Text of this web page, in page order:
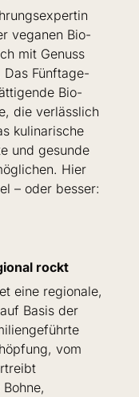
veganen Bio-
mit Genuss
Fünftage-
Bio-
die verlässlich
kulinarische
und gesunde
Hier
– oder besser:
rockt
eine regionale,
Basis der
vom